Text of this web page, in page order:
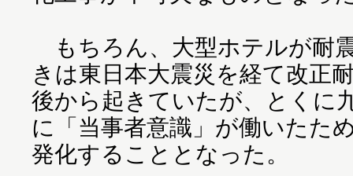
もちろん、大型ホテルが耐
きは東日本大震災を経て改正
後から起きていたが、とくに
に「当事者意識」が働いたた
発化することとなった。